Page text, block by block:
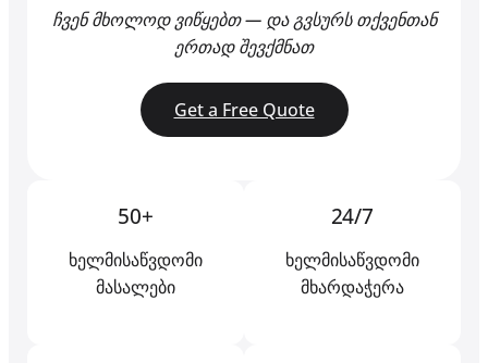
ჩვენ მხოლოდ ვიწყებთ — და გვსურს თქვენთან
ერთად შევქმნათ
Get a Free Quote
50+
ხელმისაწვდომი
მასალები
24/7
ხელმისაწვდომი
მხარდაჭერა